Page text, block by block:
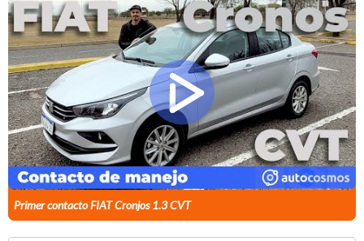
Primer contacto FIAT Cronjos 1.3 CVT